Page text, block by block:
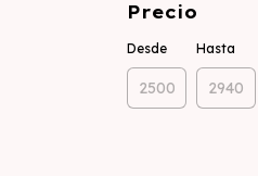
Precio
Desde Hasta